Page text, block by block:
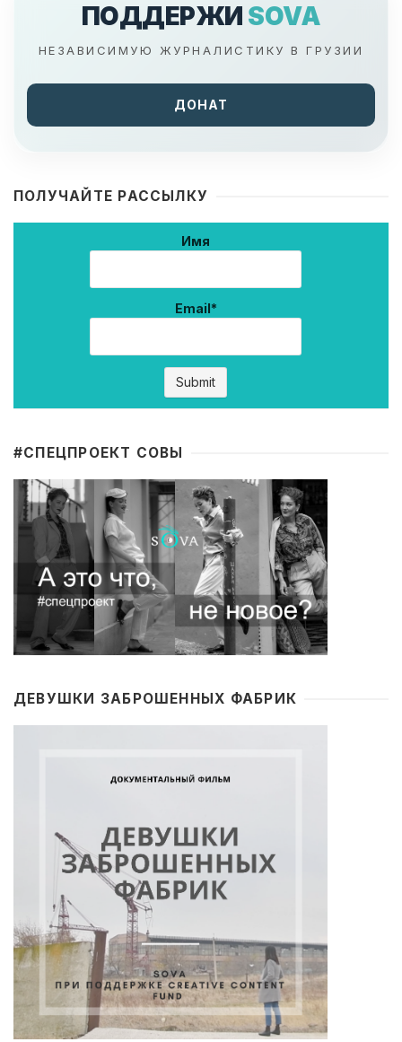
ПОДДЕРЖИ SOVA
НЕЗАВИСИМУЮ ЖУРНАЛИСТИКУ В ГРУЗИИ
ДОНАТ
ПОЛУЧАЙТЕ РАССЫЛКУ
Имя
Email*
#CПЕЦПРОЕКТ СОВЫ
ДЕВУШКИ ЗАБРОШЕННЫХ ФАБРИК